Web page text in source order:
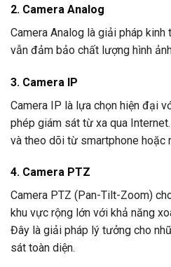
2. Camera Analog
Camera Analog là giải pháp kinh
vẫn đảm bảo chất lượng hình
3. Camera IP
Camera IP là lựa chọn hiện đại
phép giám sát từ xa qua
và theo dõi từ smartphone hoặc
4. Camera PTZ
Camera PTZ (Pan-Tilt-Zoom)
khu vực rộng lớn với khả năng
Đây là giải pháp lý tưởng cho
sát toàn diện.